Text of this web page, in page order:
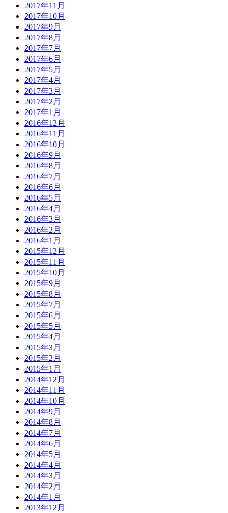
2017年11月
2017年10月
2017年9月
2017年8月
2017年7月
2017年6月
2017年5月
2017年4月
2017年3月
2017年2月
2017年1月
2016年12月
2016年11月
2016年10月
2016年9月
2016年8月
2016年7月
2016年6月
2016年5月
2016年4月
2016年3月
2016年2月
2016年1月
2015年12月
2015年11月
2015年10月
2015年9月
2015年8月
2015年7月
2015年6月
2015年5月
2015年4月
2015年3月
2015年2月
2015年1月
2014年12月
2014年11月
2014年10月
2014年9月
2014年8月
2014年7月
2014年6月
2014年5月
2014年4月
2014年3月
2014年2月
2014年1月
2013年12月